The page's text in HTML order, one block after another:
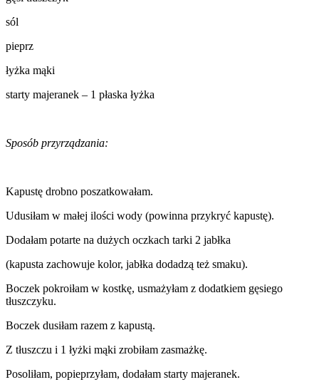
sól
pieprz
łyżka mąki
starty majeranek – 1 płaska łyżka
Sposób przyrządzania:
Kapustę drobno poszatkowałam.
Udusiłam w małej ilości wody (powinna przykryć kapustę).
Dodałam potarte na dużych oczkach tarki 2 jabłka
(kapusta zachowuje kolor, jabłka dodadzą też smaku).
Boczek pokroiłam w kostkę, usmażyłam z dodatkiem gęsiego
tłuszczyku.
Boczek dusiłam razem z kapustą.
Z tłuszczu i 1 łyżki mąki zrobiłam zasmażkę.
Posoliłam, popieprzyłam, dodałam starty majeranek.